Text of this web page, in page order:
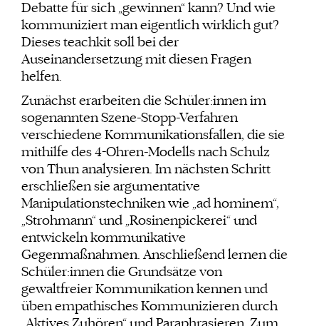
Debatte für sich „gewinnen“ kann? Und wie
kommuniziert man eigentlich wirklich gut?
Dieses teachkit soll bei der
Auseinandersetzung mit diesen Fragen
helfen.
Zunächst erarbeiten die Schüler:innen im
sogenannten Szene-Stopp-Verfahren
verschiedene Kommunikationsfallen, die sie
mithilfe des 4-Ohren-Modells nach Schulz
von Thun analysieren. Im nächsten Schritt
erschließen sie argumentative
Manipulationstechniken wie „ad hominem“,
„Strohmann“ und „Rosinenpickerei“ und
entwickeln kommunikative
Gegenmaßnahmen. Anschließend lernen die
Schüler:innen die Grundsätze von
gewaltfreier Kommunikation kennen und
üben empathisches Kommunizieren durch